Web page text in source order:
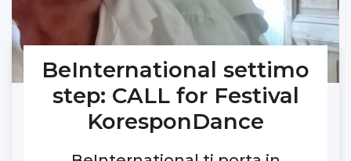
BeInternational settimo
step: CALL for Festival
KoresponDance